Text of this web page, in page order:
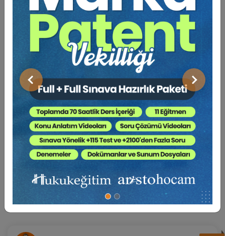
Önceki Sonraki
Dilekçe 101
ARMAĞANIMIZDIR
Sepete Ekle
Sosyal Medya
BENZER EĞITIMLER
Süper Abone Ol: Sadece 1290 TL / Aylık